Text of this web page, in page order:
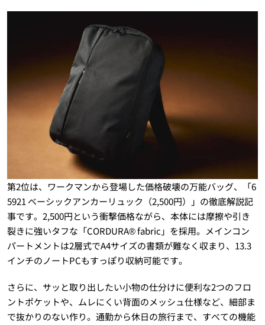
第2位は、ワークマンから登場した価格破壊の万能バッグ、「6
5921 ベーシックアンカーリュック（2,500円）」の徹底解説記
事です。2,500円という衝撃価格ながら、本体には摩擦や引き
裂きに強いタフな「CORDURA® fabric」を採用。メインコン
パートメントは2層式でA4サイズの書類が難なく収まり、13.3
インチのノートPCもすっぽり収納可能です。
さらに、サッと取り出したい小物の仕分けに便利な2つのフロ
ントポケットや、ムレにくい背面のメッシュ仕様など、細部ま
で抜かりのない作り。通勤から休日の旅行まで、すべての機能